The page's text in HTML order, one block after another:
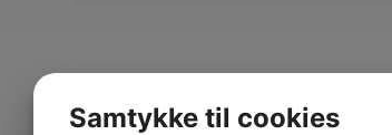
STED
Samtykke til cookies